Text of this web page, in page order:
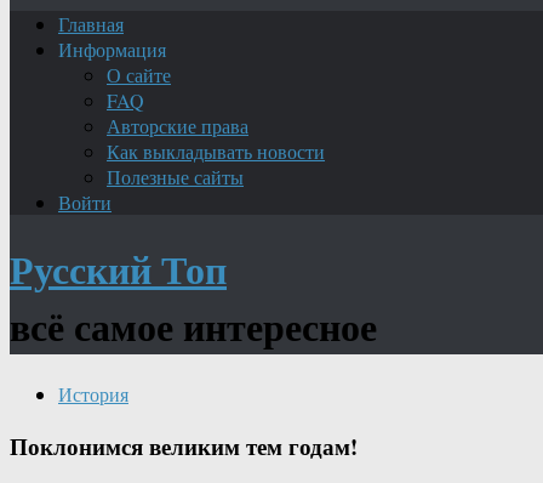
Главная
Информация
О сайте
FAQ
Авторские права
Как выкладывать новости
Полезные сайты
Войти
Русский Топ
всё самое интересное
История
Поклонимся великим тем годам!